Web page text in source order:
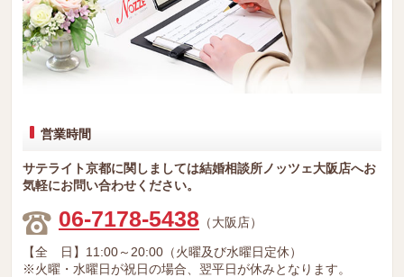
営業時間
サテライト京都に関しましては結婚相談所ノッツェ大阪店へお
気軽にお問い合わせください。
06-7178-5438 （大阪店）
【全 日】11:00～20:00（火曜及び水曜日定休）
※火曜・水曜日が祝日の場合、翌平日が休みとなります。